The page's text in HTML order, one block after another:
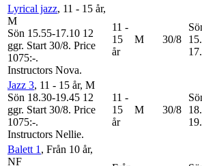
Lyrical jazz, 11 - 15 år,
M
Sön 15.55-17.10 12
ggr. Start 30/8. Price
1075:-.
Instructors Nova.
11 -
15
år
M 30/8
Jazz 3, 11 - 15 år, M
Sön 18.30-19.45 12
ggr. Start 30/8. Price
1075:-.
Instructors Nellie.
11 -
15
år
M 30/8
Balett 1 , Från 10 år,
NF